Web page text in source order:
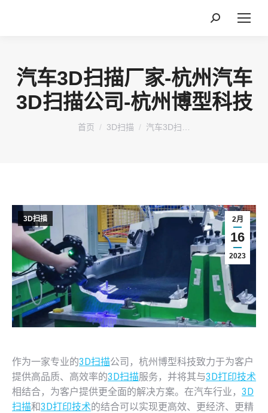
搜
汽车3D扫描厂家-杭州汽车
3D扫描公司-杭州博型科技
您在这里：
首页 3D扫描 汽车3D扫…
2月
16
2023
3D扫描
作为一家专业的3D扫描公司，杭州博型科技致力于为客户
提供高品质、高效率的3D扫描服务，并将其与3D打印技术
相结合，为客户提供更全面的解决方案。在汽车行业， 3D
扫描和3D打印技术的结合可以实现更高效、更经济、更精